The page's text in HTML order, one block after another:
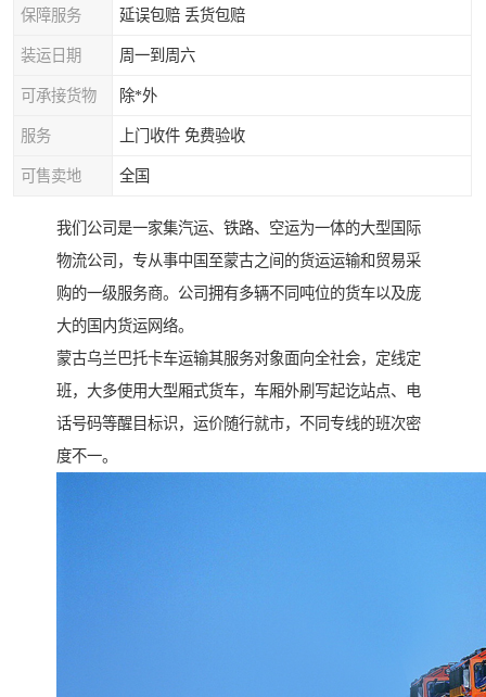
保障服务 延误包赔 丢货包赔
装运日期 周一到周六
可承接货物 除*外
服务 上门收件 免费验收
可售卖地 全国
我们公司是一家集汽运、铁路、空运为一体的大型国际
物流公司，专从事中国至蒙古之间的货运运输和贸易采
购的一级服务商。公司拥有多辆不同吨位的货车以及庞
大的国内货运网络。
蒙古乌兰巴托卡车运输其服务对象面向全社会，定线定
班，大多使用大型厢式货车，车厢外刷写起讫站点、电
话号码等醒目标识，运价随行就市，不同专线的班次密
度不一。